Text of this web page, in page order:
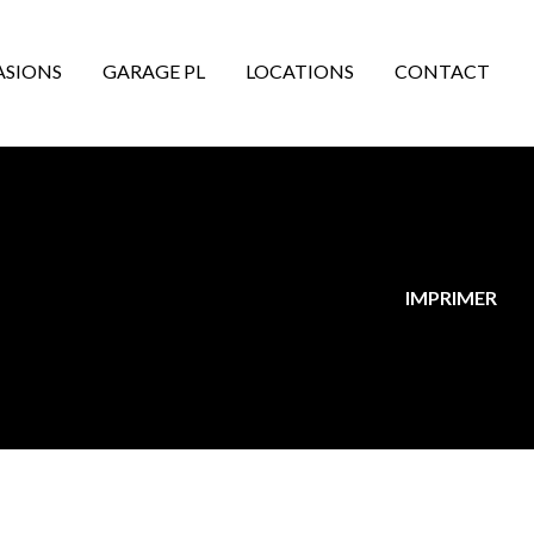
GARAGE PL LOCATIONS CONTACT
IMPRIMER